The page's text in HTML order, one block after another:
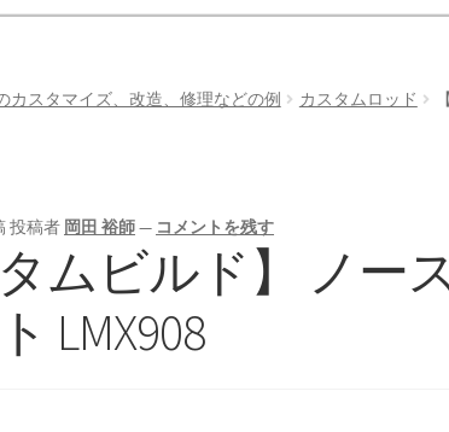
カスタマイズ、改造、修理などの例 カスタムロッド
投稿者 岡田 裕師— コメントを残す
タムビルド】 ノー
LMX908